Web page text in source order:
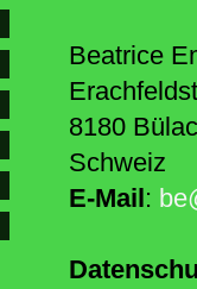
Beatrice
8180
Schweiz
E-Mail: